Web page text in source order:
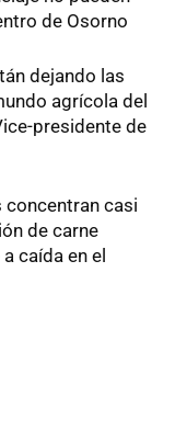
de Osorno
dejando las
agrícola del
presidente de
concentran casi
de carne
caída en el